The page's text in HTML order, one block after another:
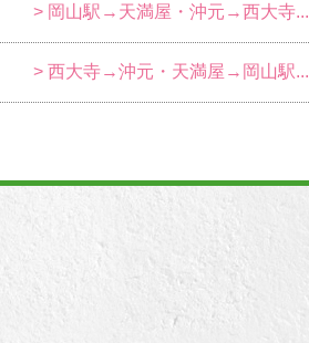
> 岡山駅→天満屋・沖元→西大寺...
> 西大寺→沖元・天満屋→岡山駅...